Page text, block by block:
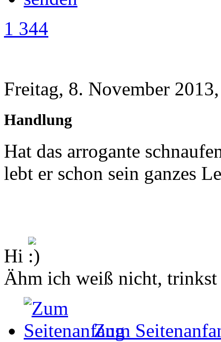
1 344
Freitag, 8. November
Handlung
Hat das arrogante
lebt er schon sein ganzes
Hi
Ähm ich weiß nicht, trinkst
Zum